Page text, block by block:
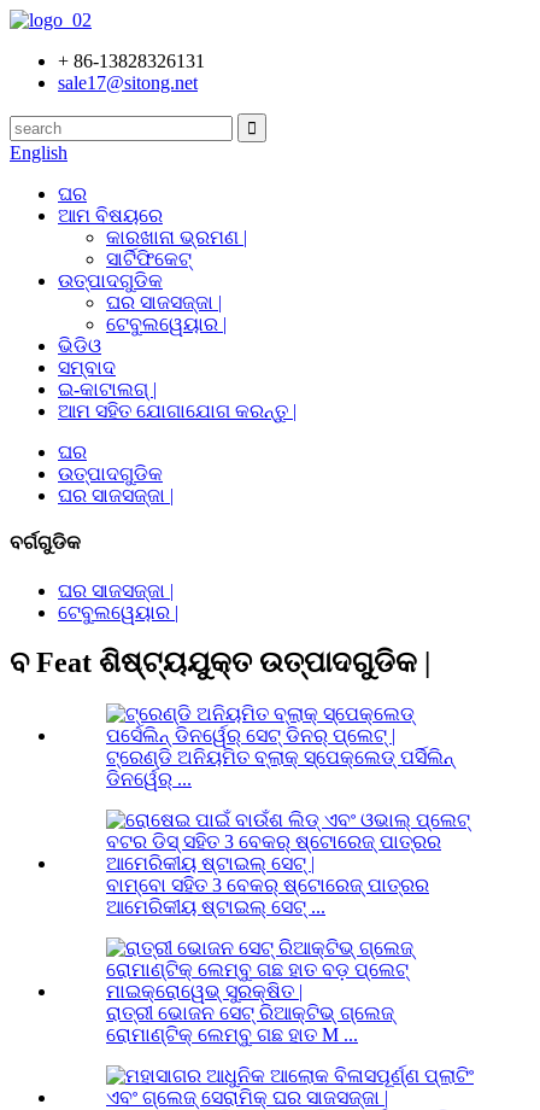
+ 86-13828326131
sale17@sitong.net
English
ଘର
ଆମ ବିଷୟରେ
କାରଖାନା ଭ୍ରମଣ |
ସାର୍ଟିଫିକେଟ୍
ଉତ୍ପାଦଗୁଡିକ
ଘର ସାଜସଜ୍ଜା |
ଟେବୁଲୱେୟାର |
ଭିଡିଓ
ସମ୍ବାଦ
ଇ-କାଟାଲଗ୍ |
ଆମ ସହିତ ଯୋଗାଯୋଗ କରନ୍ତୁ |
ଘର
ଉତ୍ପାଦଗୁଡିକ
ଘର ସାଜସଜ୍ଜା |
ବର୍ଗଗୁଡିକ
ଘର ସାଜସଜ୍ଜା |
ଟେବୁଲୱେୟାର |
ବ Feat ଶିଷ୍ଟ୍ୟଯୁକ୍ତ ଉତ୍ପାଦଗୁଡିକ |
ଟ୍ରେଣ୍ଡି ଅନିୟମିତ ବ୍ଲାକ୍ ସ୍ପେକ୍ଲେଡ୍ ପର୍ସିଲିନ୍
ଡିନର୍ୱେର୍ ...
ବାମ୍ବୋ ସହିତ 3 ବେକର୍ ଷ୍ଟୋରେଜ୍ ପାତ୍ରର
ଆମେରିକୀୟ ଷ୍ଟାଇଲ୍ ସେଟ୍ ...
ରାତ୍ରୀ ଭୋଜନ ସେଟ୍ ରିଆକ୍ଟିଭ୍ ଗ୍ଲେଜ୍
ରୋମାଣ୍ଟିକ୍ ଲେମ୍ବୁ ଗଛ ହାତ M ...